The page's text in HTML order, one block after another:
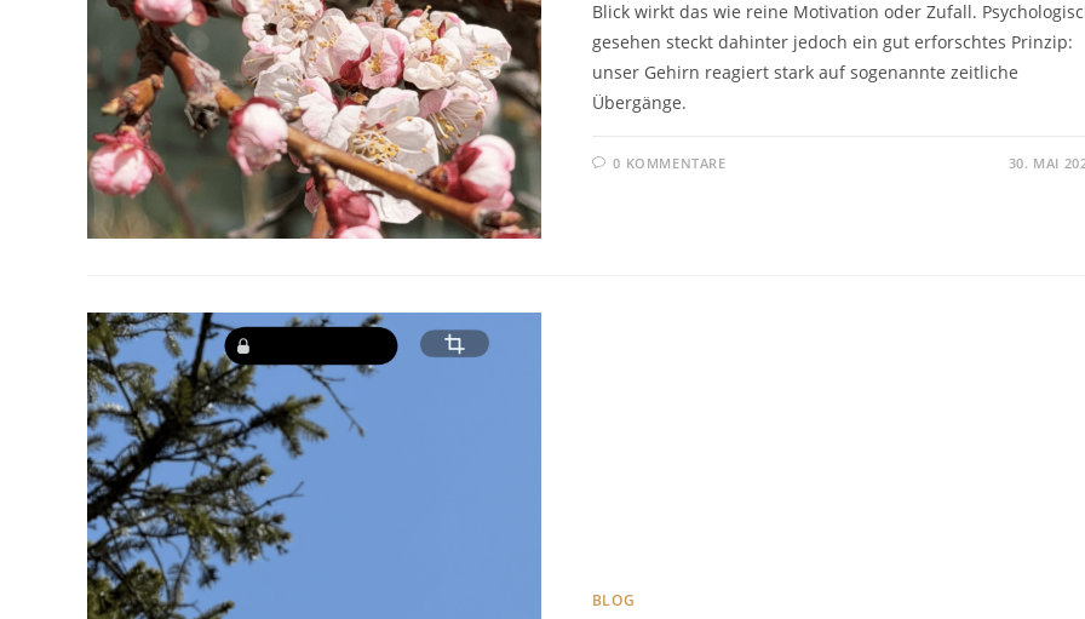
Blick wirkt das wie reine Motivation oder Zufall.
gesehen steckt dahinter jedoch ein gut erforschtes Prinzip:
unser Gehirn reagiert stark auf sogenannte zeitliche
Übergänge.
0 KOMMENTARE 30. MAI
BLOG